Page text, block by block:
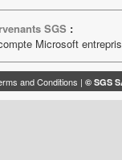
SGS :
Microsoft
and Conditions | © SGS